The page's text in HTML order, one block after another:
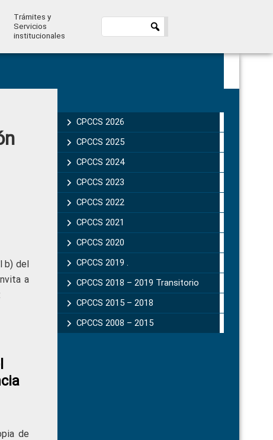
Trámites y
Servicios
institucionales
b) del
a
de
Sidebar
CPCCS 2026
CPCCS 2025
CPCCS 2024
CPCCS 2023
CPCCS 2022
CPCCS 2021
CPCCS 2020
CPCCS 2019 .
CPCCS 2018 – 2019 Transitorio
CPCCS 2015 – 2018
CPCCS 2008 – 2015